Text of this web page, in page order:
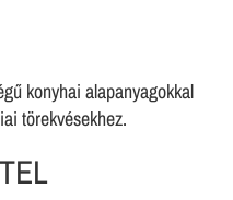
konyhai alapanyagokkal
törekvésekhez.